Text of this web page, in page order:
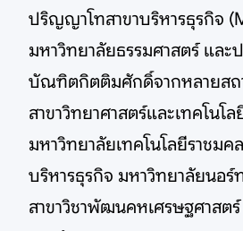
ปริญญาโทสาขาบริหารธุรกิจ
มหาวิทยาลัยธรรมศาสตร์ แล
บัณฑิตกิตติมศักดิ์จากหลายสถ
สาขาวิทยาศาสตร์และเทคโนโล
มหาวิทยาลัยเทคโนโลยีราชมค
บริหารธุรกิจ มหาวิทยาลัยนอร์
สาขาวิชาพัฒนคหเศรษฐศาสต